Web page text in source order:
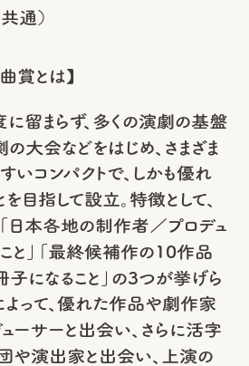
通）
賞とは】
留まらず、多くの演劇の基盤
大会などをはじめ、さまざま
いコンパクトで、しかも優れ
目指して設立。特徴として、
「日本各地の制作者／プロデュ
と」「最終候補作の10作品
子になること」の3つが挙げら
よって、優れた作品や劇作家
ーサーと出会い、さらに活字
団や演出家と出会い、上演の